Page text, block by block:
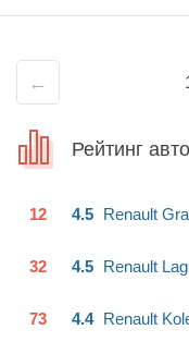
Рейтинг
12 Renault
4.5
32 Renault
4.5
73 Renault
4.4
что-то не то.
проблемки начали
Логан? Я думаю что
красить в голубой
←